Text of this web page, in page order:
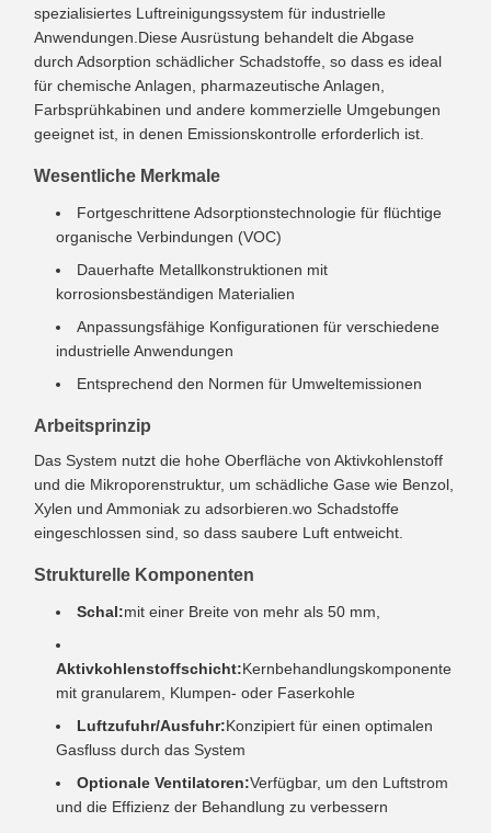
spezialisiertes Luftreinigungssystem für industrielle
Anwendungen.Diese Ausrüstung behandelt die Abgase
durch Adsorption schädlicher Schadstoffe, so dass es ideal
für chemische Anlagen, pharmazeutische Anlagen,
Farbsprühkabinen und andere kommerzielle Umgebungen
geeignet ist, in denen Emissionskontrolle erforderlich ist.
Wesentliche Merkmale
Fortgeschrittene Adsorptionstechnologie für flüchtige
organische Verbindungen (VOC)
Dauerhafte Metallkonstruktionen mit
korrosionsbeständigen Materialien
Anpassungsfähige Konfigurationen für verschiedene
industrielle Anwendungen
Entsprechend den Normen für Umweltemissionen
Arbeitsprinzip
Das System nutzt die hohe Oberfläche von Aktivkohlenstoff
und die Mikroporenstruktur, um schädliche Gase wie Benzol,
Xylen und Ammoniak zu adsorbieren.wo Schadstoffe
eingeschlossen sind, so dass saubere Luft entweicht.
Strukturelle Komponenten
Schal:mit einer Breite von mehr als 50 mm,
Aktivkohlenstoffschicht:Kernbehandlungskomponente
mit granularem, Klumpen- oder Faserkohle
Luftzufuhr/Ausfuhr:Konzipiert für einen optimalen
Gasfluss durch das System
Optionale Ventilatoren:Verfügbar, um den Luftstrom
und die Effizienz der Behandlung zu verbessern